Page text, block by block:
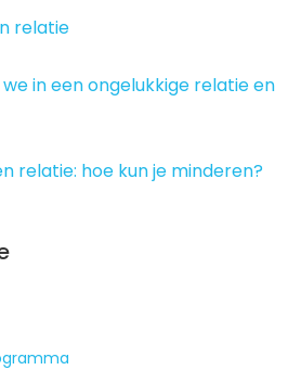
relatie
in een ongelukkige relatie en
relatie: hoe kun je minderen?